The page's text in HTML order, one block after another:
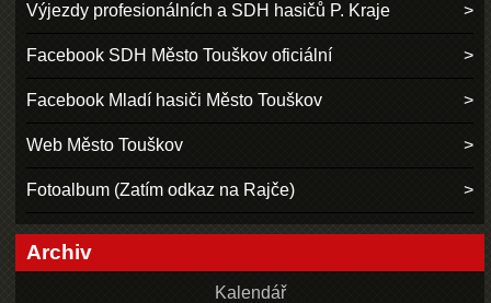
Výjezdy profesionálních a SDH hasičů P. Kraje
Facebook SDH Město Touškov oficiální
Facebook Mladí hasiči Město Touškov
Web Město Touškov
Fotoalbum (Zatím odkaz na Rajče)
Archiv
Kalendář